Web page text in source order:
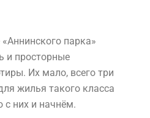
парка»
и просторные
Их мало, всего три
жилья такого класса
с них и начнём.